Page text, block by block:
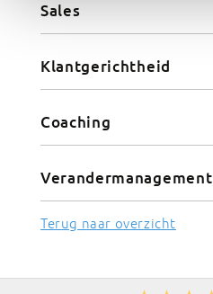
Terug naar overzicht
Sales
Klantgerichtheid
Coaching
Verandermanagement